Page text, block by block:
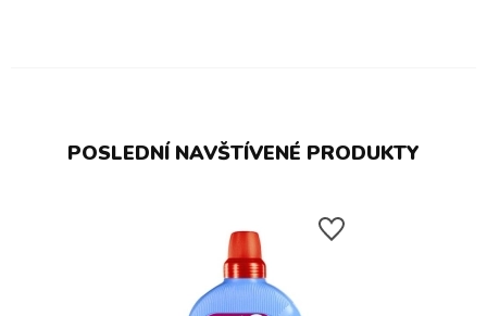
POSLEDNÍ NAVŠTÍVENÉ PRODUKTY